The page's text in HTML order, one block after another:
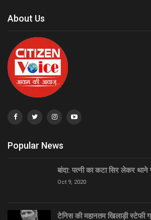
About Us
Popular News
बांदा: पत्नी का कटा सिर लेकर थाने
Oct 9, 2020
टेनिस की महानतम खिलाड़ी स्टेफी